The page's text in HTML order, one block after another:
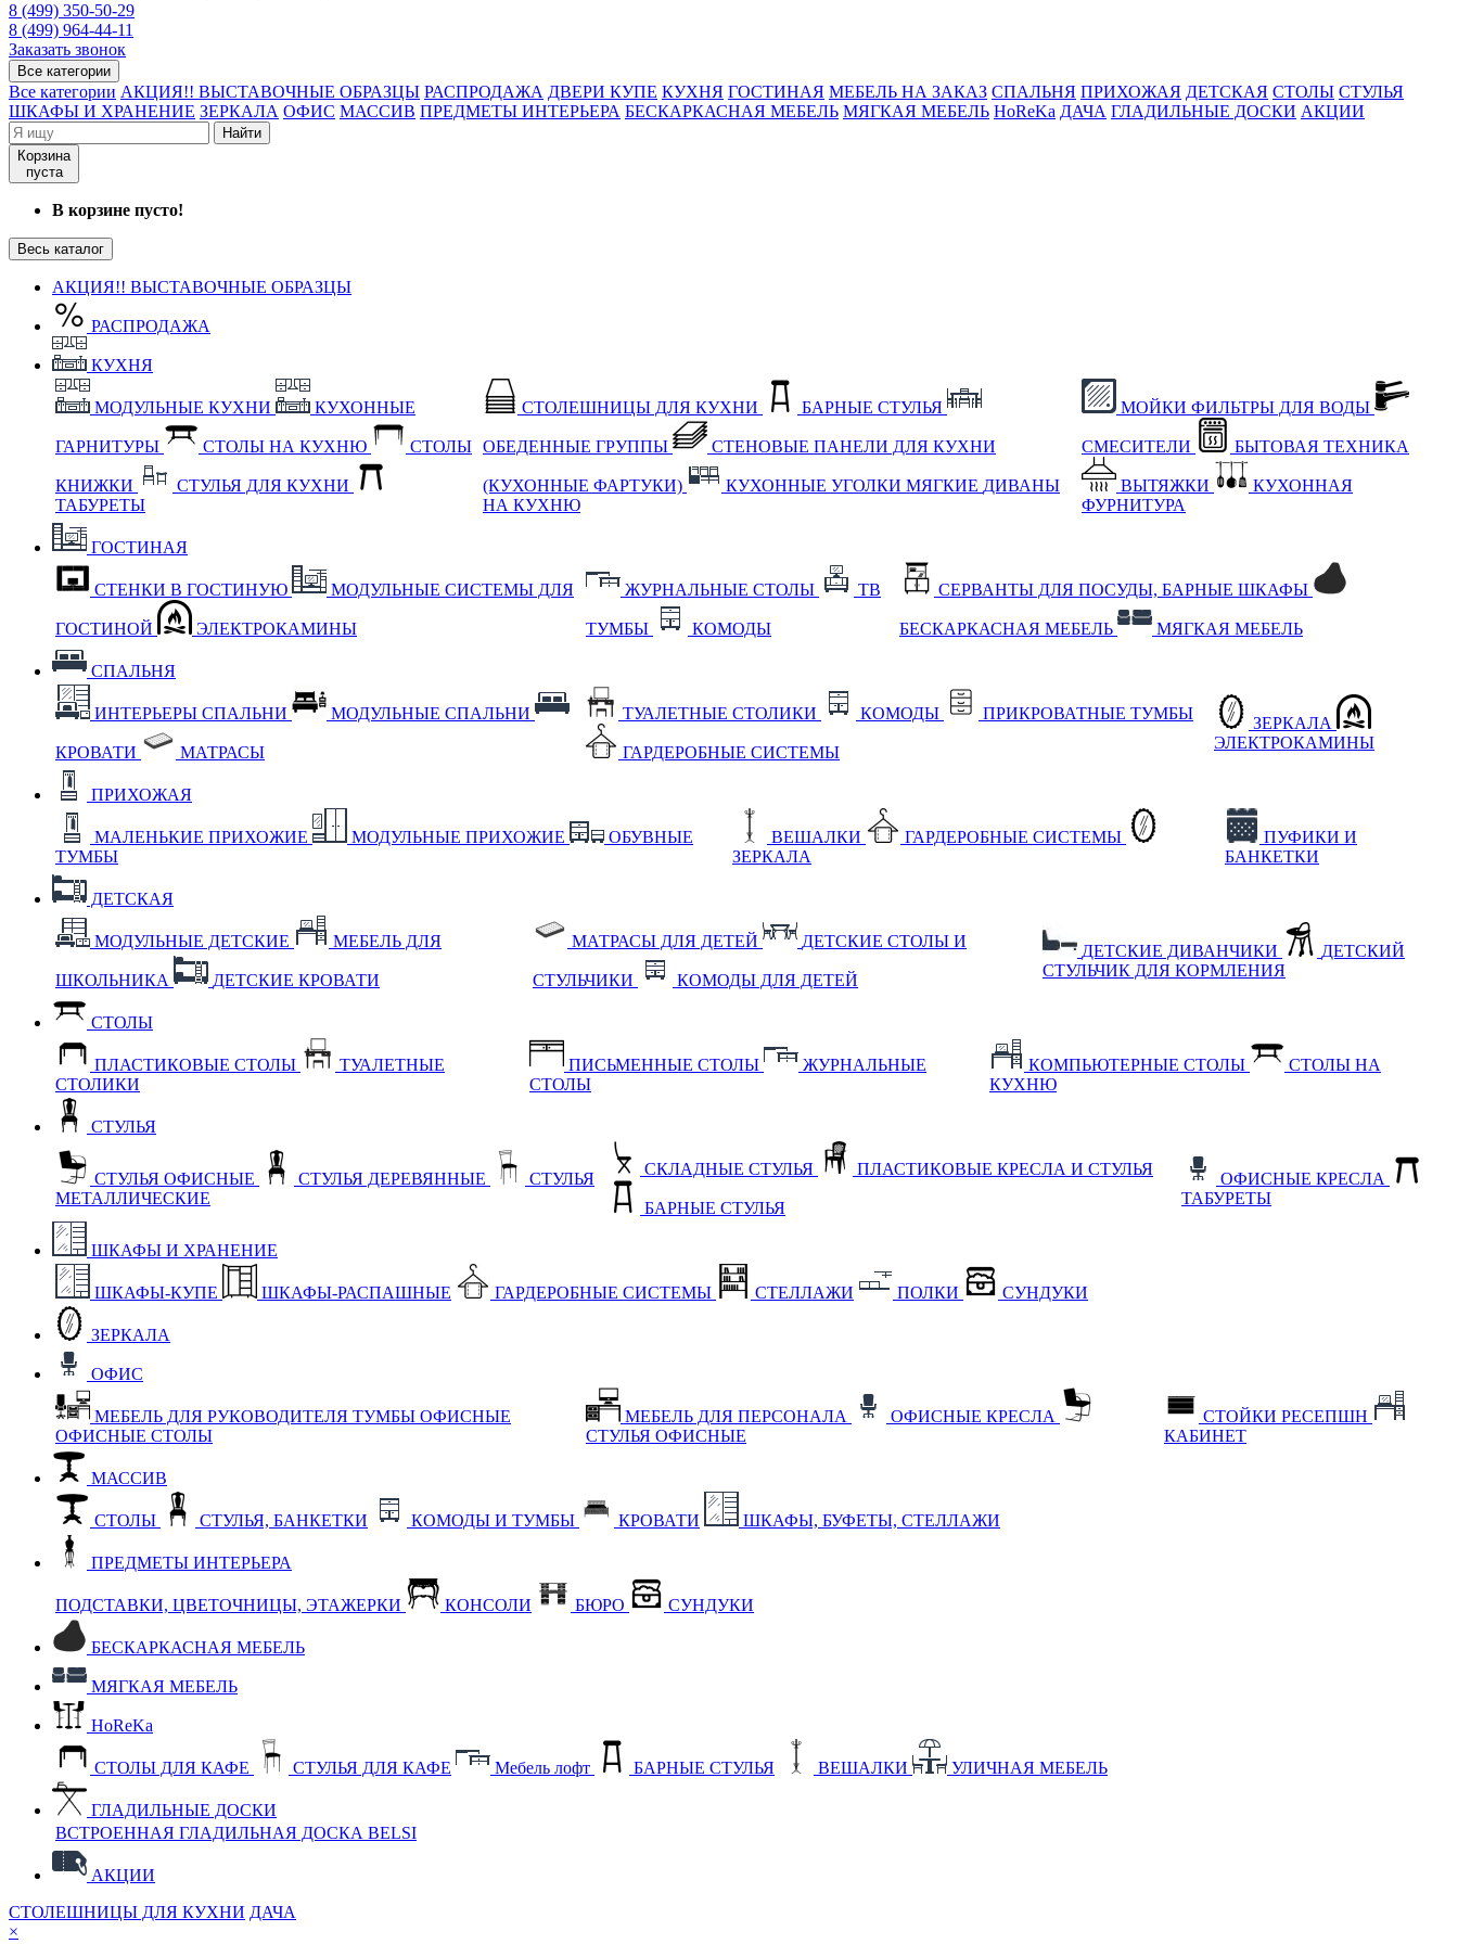
8 (499) 350-50-29
8 (499) 964-44-11
Заказать звонок
Все категории
Все категории АКЦИЯ!! ВЫСТАВОЧНЫЕ ОБРАЗЦЫ РАСПРОДАЖА ДВЕРИ КУПЕ КУХНЯ ГОСТИНАЯ МЕБЕЛЬ НА ЗАКАЗ СПАЛЬНЯ ПРИХОЖАЯ ДЕТСКАЯ СТОЛЫ СТУЛЬЯ
ШКАФЫ И ХРАНЕНИЕ ЗЕРКАЛА ОФИС МАССИВ ПРЕДМЕТЫ ИНТЕРЬЕРА БЕСКАРКАСНАЯ МЕБЕЛЬ МЯГКАЯ МЕБЕЛЬ HoReKa ДАЧА ГЛАДИЛЬНЫЕ ДОСКИ АКЦИИ
Найти
Корзина
пуста
В корзине пусто!
Весь каталог
АКЦИЯ!! ВЫСТАВОЧНЫЕ ОБРАЗЦЫ
РАСПРОДАЖА
КУХНЯ
МОДУЛЬНЫЕ КУХНИ КУХОННЫЕ
ГАРНИТУРЫ СТОЛЫ НА КУХНЮ СТОЛЫ
КНИЖКИ
СТУЛЬЯ ДЛЯ КУХНИ
ТАБУРЕТЫ
СТОЛЕШНИЦЫ ДЛЯ КУХНИ БАРНЫЕ СТУЛЬЯ
ОБЕДЕННЫЕ ГРУППЫ СТЕНОВЫЕ ПАНЕЛИ ДЛЯ КУХНИ
(КУХОННЫЕ ФАРТУКИ) КУХОННЫЕ УГОЛКИ МЯГКИЕ ДИВАНЫ
НА КУХНЮ
МОЙКИ ФИЛЬТРЫ ДЛЯ ВОДЫ
СМЕСИТЕЛИ БЫТОВАЯ ТЕХНИКА
ВЫТЯЖКИ
КУХОННАЯ
ФУРНИТУРА
ГОСТИНАЯ
СТЕНКИ В ГОСТИНУЮ МОДУЛЬНЫЕ СИСТЕМЫ ДЛЯ
ГОСТИНОЙ ЭЛЕКТРОКАМИНЫ
ЖУРНАЛЬНЫЕ СТОЛЫ ТВ
ТУМБЫ КОМОДЫ
СЕРВАНТЫ ДЛЯ ПОСУДЫ, БАРНЫЕ ШКАФЫ
БЕСКАРКАСНАЯ МЕБЕЛЬ МЯГКАЯ МЕБЕЛЬ
СПАЛЬНЯ
ИНТЕРЬЕРЫ СПАЛЬНИ МОДУЛЬНЫЕ СПАЛЬНИ
КРОВАТИ МАТРАСЫ
ТУАЛЕТНЫЕ СТОЛИКИ КОМОДЫ ПРИКРОВАТНЫЕ ТУМБЫ
ГАРДЕРОБНЫЕ СИСТЕМЫ
ЗЕРКАЛА
ЭЛЕКТРОКАМИНЫ
ПРИХОЖАЯ
МАЛЕНЬКИЕ ПРИХОЖИЕ МОДУЛЬНЫЕ ПРИХОЖИЕ
ОБУВНЫЕ
ТУМБЫ
ВЕШАЛКИ
ГАРДЕРОБНЫЕ СИСТЕМЫ
ЗЕРКАЛА
ПУФИКИ И
БАНКЕТКИ
ДЕТСКАЯ
МОДУЛЬНЫЕ ДЕТСКИЕ МЕБЕЛЬ ДЛЯ
ШКОЛЬНИКА ДЕТСКИЕ КРОВАТИ
МАТРАСЫ ДЛЯ ДЕТЕЙ ДЕТСКИЕ СТОЛЫ И
СТУЛЬЧИКИ КОМОДЫ ДЛЯ ДЕТЕЙ
ДЕТСКИЕ ДИВАНЧИКИ
ДЕТСКИЙ
СТУЛЬЧИК ДЛЯ КОРМЛЕНИЯ
СТОЛЫ
ПЛАСТИКОВЫЕ СТОЛЫ
ТУАЛЕТНЫЕ
СТОЛИКИ
ПИСЬМЕННЫЕ СТОЛЫ
ЖУРНАЛЬНЫЕ
СТОЛЫ
КОМПЬЮТЕРНЫЕ СТОЛЫ
СТОЛЫ НА
КУХНЮ
СТУЛЬЯ
СТУЛЬЯ ОФИСНЫЕ СТУЛЬЯ ДЕРЕВЯННЫЕ
СТУЛЬЯ
МЕТАЛЛИЧЕСКИЕ
СКЛАДНЫЕ СТУЛЬЯ ПЛАСТИКОВЫЕ КРЕСЛА И СТУЛЬЯ
БАРНЫЕ СТУЛЬЯ
ОФИСНЫЕ КРЕСЛА
ТАБУРЕТЫ
ШКАФЫ И ХРАНЕНИЕ
ШКАФЫ-КУПЕ ШКАФЫ-РАСПАШНЫЕ ГАРДЕРОБНЫЕ СИСТЕМЫ СТЕЛЛАЖИ ПОЛКИ СУНДУКИ
ЗЕРКАЛА
ОФИС
МЕБЕЛЬ ДЛЯ РУКОВОДИТЕЛЯ ТУМБЫ ОФИСНЫЕ
ОФИСНЫЕ СТОЛЫ
МЕБЕЛЬ ДЛЯ ПЕРСОНАЛА
ОФИСНЫЕ КРЕСЛА
СТУЛЬЯ ОФИСНЫЕ
СТОЙКИ РЕСЕПШН
КАБИНЕТ
МАССИВ
СТОЛЫ СТУЛЬЯ, БАНКЕТКИ КОМОДЫ И ТУМБЫ КРОВАТИ ШКАФЫ, БУФЕТЫ, СТЕЛЛАЖИ
ПРЕДМЕТЫ ИНТЕРЬЕРА
ПОДСТАВКИ, ЦВЕТОЧНИЦЫ, ЭТАЖЕРКИ КОНСОЛИ БЮРО СУНДУКИ
БЕСКАРКАСНАЯ МЕБЕЛЬ
МЯГКАЯ МЕБЕЛЬ
HoReKa
СТОЛЫ ДЛЯ КАФЕ СТУЛЬЯ ДЛЯ КАФЕ Мебель лофт БАРНЫЕ СТУЛЬЯ ВЕШАЛКИ УЛИЧНАЯ МЕБЕЛЬ
ГЛАДИЛЬНЫЕ ДОСКИ
ВСТРОЕННАЯ ГЛАДИЛЬНАЯ ДОСКА BELSI
АКЦИИ
СТОЛЕШНИЦЫ ДЛЯ КУХНИ ДАЧА
×